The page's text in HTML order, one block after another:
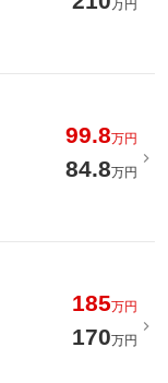
万円
99.8万円
84.8万円
185万円
170万円